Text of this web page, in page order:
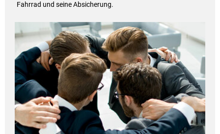
Fahrrad und seine Absicherung.